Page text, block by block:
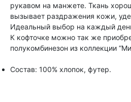
рукавом на манжете. Ткань
вызывает раздражения кожи,
Идеальный выбор на каждый
К кофточке можно так же
полукомбинезон из коллекции
Состав: 100% хлопок, футер.